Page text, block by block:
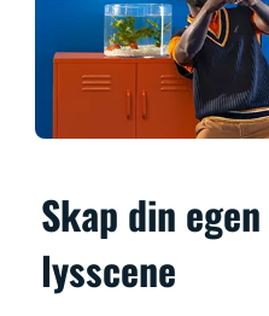
Skap din
lysscene